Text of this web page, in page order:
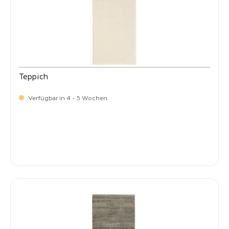
Teppich
Verfügbar in 4 - 5 Wochen